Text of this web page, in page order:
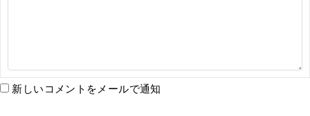
新しいコメントをメールで通知